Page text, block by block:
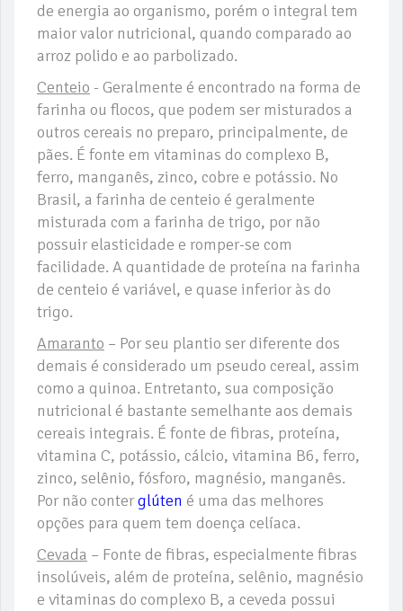
de energia ao organismo, porém o integral tem
maior valor nutricional, quando comparado ao
arroz polido e ao parbolizado.
Centeio - Geralmente é encontrado na forma de
farinha ou flocos, que podem ser misturados a
outros cereais no preparo, principalmente, de
pães. É fonte em vitaminas do complexo B,
ferro, manganês, zinco, cobre e potássio. No
Brasil, a farinha de centeio é geralmente
misturada com a farinha de trigo, por não
possuir elasticidade e romper-se com
facilidade. A quantidade de proteína na farinha
de centeio é variável, e quase inferior às do
trigo.
Amaranto – Por seu plantio ser diferente dos
demais é considerado um pseudo cereal, assim
como a quinoa. Entretanto, sua composição
nutricional é bastante semelhante aos demais
cereais integrais. É fonte de fibras, proteína,
vitamina C, potássio, cálcio, vitamina B6, ferro,
zinco, selênio, fósforo, magnésio, manganês.
Por não conterglúten é uma das melhores
opções para quem tem doença celíaca.
Cevada – Fonte de fibras, especialmente fibras
insolúveis, além de proteína, selênio, magnésio
e vitaminas do complexo B, a ceveda possui